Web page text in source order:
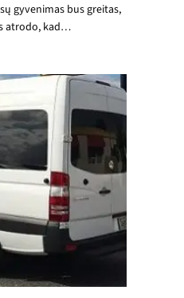
gyvenimas bus greitas,
atrodo, kad…